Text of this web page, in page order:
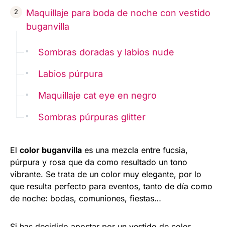
Maquillaje para boda de noche con vestido
buganvilla
Sombras doradas y labios nude
Labios púrpura
Maquillaje cat eye en negro
Sombras púrpuras glitter
El color buganvilla es una mezcla entre fucsia,
púrpura y rosa que da como resultado un tono
vibrante. Se trata de un color muy elegante, por lo
que resulta perfecto para eventos, tanto de día como
de noche: bodas, comuniones, fiestas…